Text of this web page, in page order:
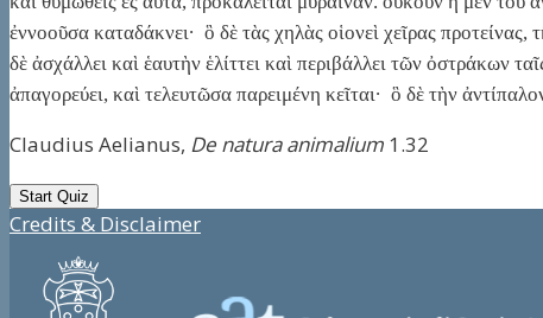
ἐννοοῦσα καταδάκνει· ὃ δὲ τὰς χηλὰς οἱονεὶ χεῖρας
δὲ ἀσχάλλει καὶ ἑαυτὴν ἑλίττει καὶ περιβάλλει τῶν ὀστράκων
ἀπαγορεύει, καὶ τελευτῶσα παρειμένη κεῖται· ὃ δὲ τὴν
Claudius Aelianus, De natura animalium 1.32
Credits & Disclaimer